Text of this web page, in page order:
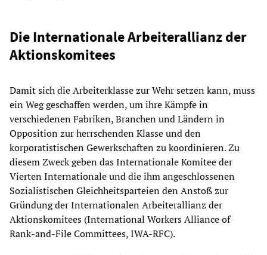
Die Internationale Arbeiterallianz der
Aktionskomitees
Damit sich die Arbeiterklasse zur Wehr setzen kann, muss
ein Weg geschaffen werden, um ihre Kämpfe in
verschiedenen Fabriken, Branchen und Ländern in
Opposition zur herrschenden Klasse und den
korporatistischen Gewerkschaften zu koordinieren. Zu
diesem Zweck geben das Internationale Komitee der
Vierten Internationale und die ihm angeschlossenen
Sozialistischen Gleichheitsparteien den Anstoß zur
Gründung der Internationalen Arbeiterallianz der
Aktionskomitees (International Workers Alliance of
Rank-and-File Committees, IWA-RFC).